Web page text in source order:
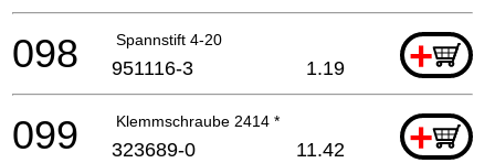
Spannstift 4-20 +
098 951116-3 1.19
Klemmschraube 2414 * +
099 323689-0 11.42